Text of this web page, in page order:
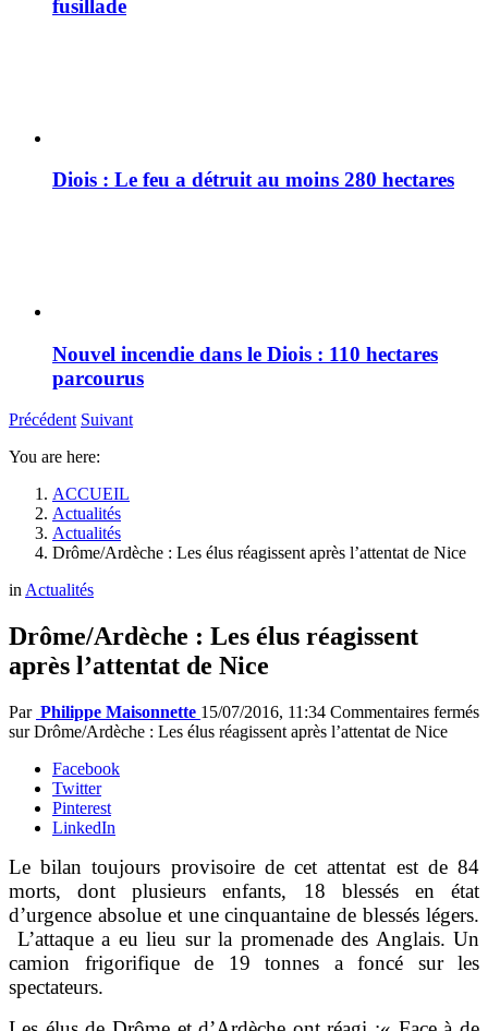
fusillade
Diois : Le feu a détruit au moins 280 hectares
Nouvel incendie dans le Diois : 110 hectares
parcourus
Précédent Suivant
You are here:
ACCUEIL
Actualités
Actualités
Drôme/Ardèche : Les élus réagissent après l’attentat de Nice
inActualités
Drôme/Ardèche : Les élus réagissent
après l’attentat de Nice
Par Philippe Maisonnette 15/07/2016, 11:34 Commentaires fermés
sur Drôme/Ardèche : Les élus réagissent après l’attentat de Nice
Facebook
Twitter
Pinterest
LinkedIn
Le bilan toujours provisoire de cet attentat est de 84
morts, dont plusieurs enfants, 18 blessés en état
d’urgence absolue et une cinquantaine de blessés légers.
L’attaque a eu lieu sur la promenade des Anglais. Un
camion frigorifique de 19 tonnes a foncé sur les
spectateurs.